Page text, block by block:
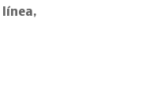
línea,